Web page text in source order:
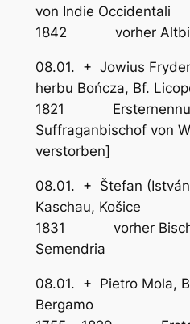
von Indie
1842 vorher
08.01. + Jowius
herbu Bończa, Bf.
1821
Suffraganbischof von
verstorben]
08.01. + Štefan
Kaschau,
1831 vorher
Semendria
08.01. + Pietro Mola,